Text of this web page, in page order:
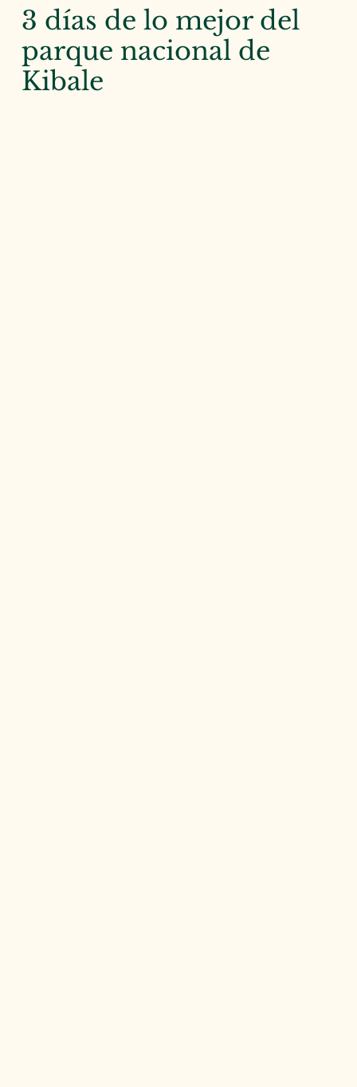
3 días de lo mejor del
parque nacional de
Kibale